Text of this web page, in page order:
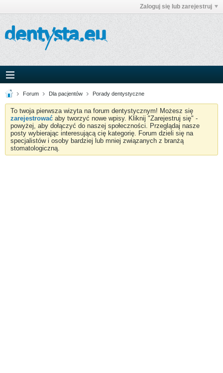
Zaloguj się lub zarejestruj
Forum Dla pacjentów Porady dentystyczne
To twoja pierwsza wizyta na forum dentystycznym! Możesz się
zarejestrować aby tworzyć nowe wpisy. Kliknij "Zarejestruj się" -
powyżej, aby dołączyć do naszej społeczności. Przeglądaj nasze
posty wybierając interesującą cię kategorię. Forum dzieli się na
specjalistów i osoby bardziej lub mniej związanych z branżą
stomatologiczną.